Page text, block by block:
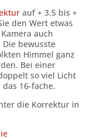
auf + 3.5 bis +
den Wert etwas
auch
bewusste
Himmel ganz
Bei einer
so viel Licht
16-fache.
die Korrektur in